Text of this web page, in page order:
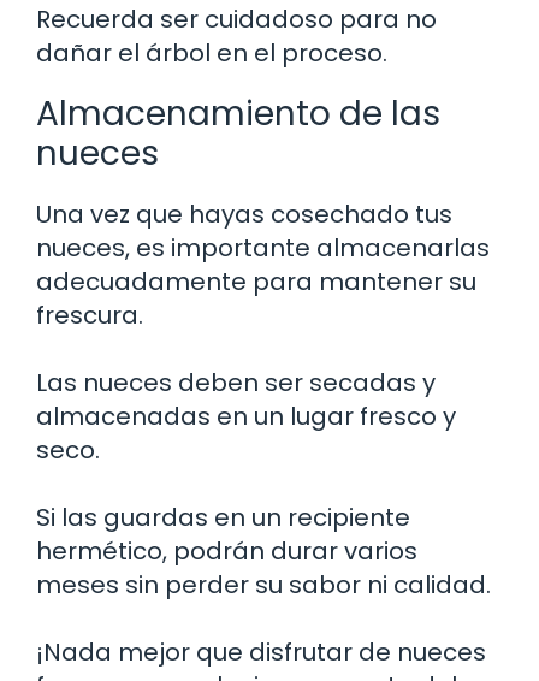
Recuerda ser cuidadoso para no
dañar el árbol en el proceso.
Almacenamiento de las
nueces
Una vez que hayas cosechado tus
nueces, es importante almacenarlas
adecuadamente para mantener su
frescura.
Las nueces deben ser secadas y
almacenadas en un lugar fresco y
seco.
Si las guardas en un recipiente
hermético, podrán durar varios
meses sin perder su sabor ni calidad.
¡Nada mejor que disfrutar de nueces